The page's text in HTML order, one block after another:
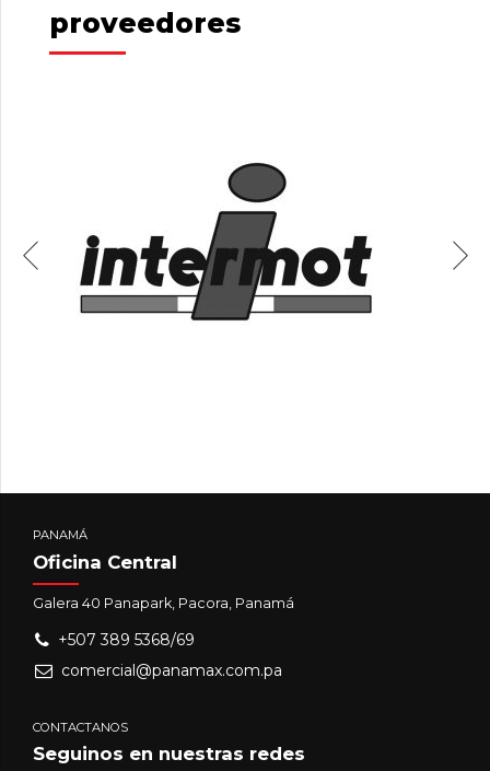
proveedores
PANAMÁ
Oficina Central
Galera 40 Panapark, Pacora, Panamá
+507 389 5368/69
comercial@panamax.com.pa
CONTACTANOS
Seguinos en nuestras redes